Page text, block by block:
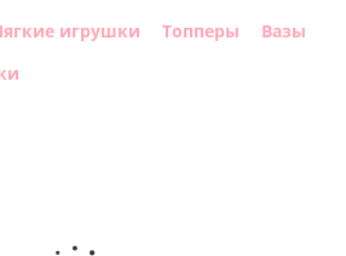
игрушки Топперы
Вазы